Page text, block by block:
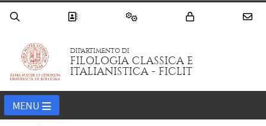
DIPARTIMENTO DI
FILOLOGIA CLASSICA E
ITALIANISTICA - FICLIT
MENU